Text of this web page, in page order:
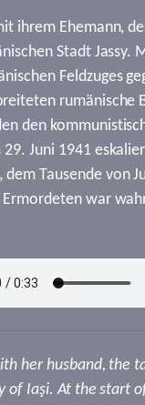
ihrem Ehemann,
Stadt Jassy.
Feldzuges
rumänische
den
Juni 1941
dem Tausende von
war
her husband, the
of Iaşi. At the start